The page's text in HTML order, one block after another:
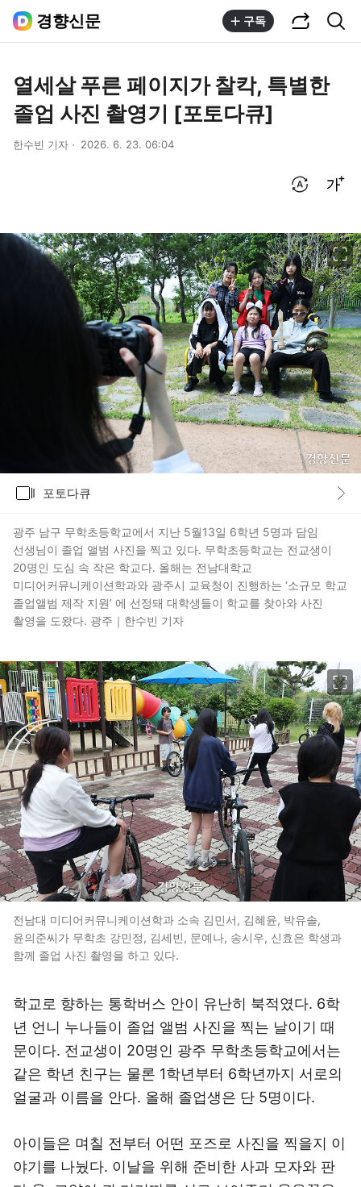
경향신문 구독
열세살 푸른 페이지가 찰칵, 특별한
졸업 사진 촬영기 [포토다큐]
한수빈 기자 2026. 6. 23. 06:04
포토다큐
광주 남구 무학초등학교에서 지난 5월13일 6학년 5명과 담임
선생님이 졸업 앨범 사진을 찍고 있다. 무학초등학교는 전교생이
20명인 도심 속 작은 학교다. 올해는 전남대학교
미디어커뮤니케이션학과와 광주시 교육청이 진행하는 ‘소규모 학교
졸업앨범 제작 지원’ 에 선정돼 대학생들이 학교를 찾아와 사진
촬영을 도왔다. 광주｜한수빈 기자
전남대 미디어커뮤니케이션학과 소속 김민서, 김혜윤, 박유솔,
윤의준씨가 무학초 강민정, 김세빈, 문예나, 송시우, 신효은 학생과
함께 졸업 사진 촬영을 하고 있다.
학교로 향하는 통학버스 안이 유난히 북적였다. 6학
년 언니 누나들이 졸업 앨범 사진을 찍는 날이기 때
문이다. 전교생이 20명인 광주 무학초등학교에서는
같은 학년 친구는 물론 1학년부터 6학년까지 서로의
얼굴과 이름을 안다. 올해 졸업생은 단 5명이다.
아이들은 며칠 전부터 어떤 포즈로 사진을 찍을지 이
야기를 나눴다. 이날을 위해 준비한 사과 모자와 판